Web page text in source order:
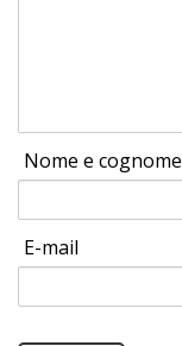
Nome e cognome
E-mail